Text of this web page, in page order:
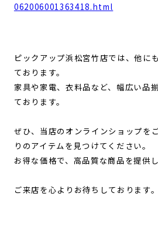
062006001363418.html
ピックアップ浜松宮竹店では、他に
ております。
家具や家電、衣料品など、幅広い品
ております。
ぜひ、当店のオンラインショップを
りのアイテムを見つけてください。
お得な価格で、高品質な商品を提供
ご来店を心よりお待ちしております。